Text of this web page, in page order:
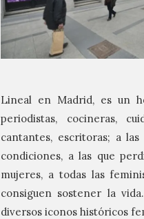
Lineal en Madrid, es un
periodistas, cocineras,
cantantes, escritoras; a
condiciones, a las que
mujeres, a todas las
consiguen sostener la
diversos iconos históricos